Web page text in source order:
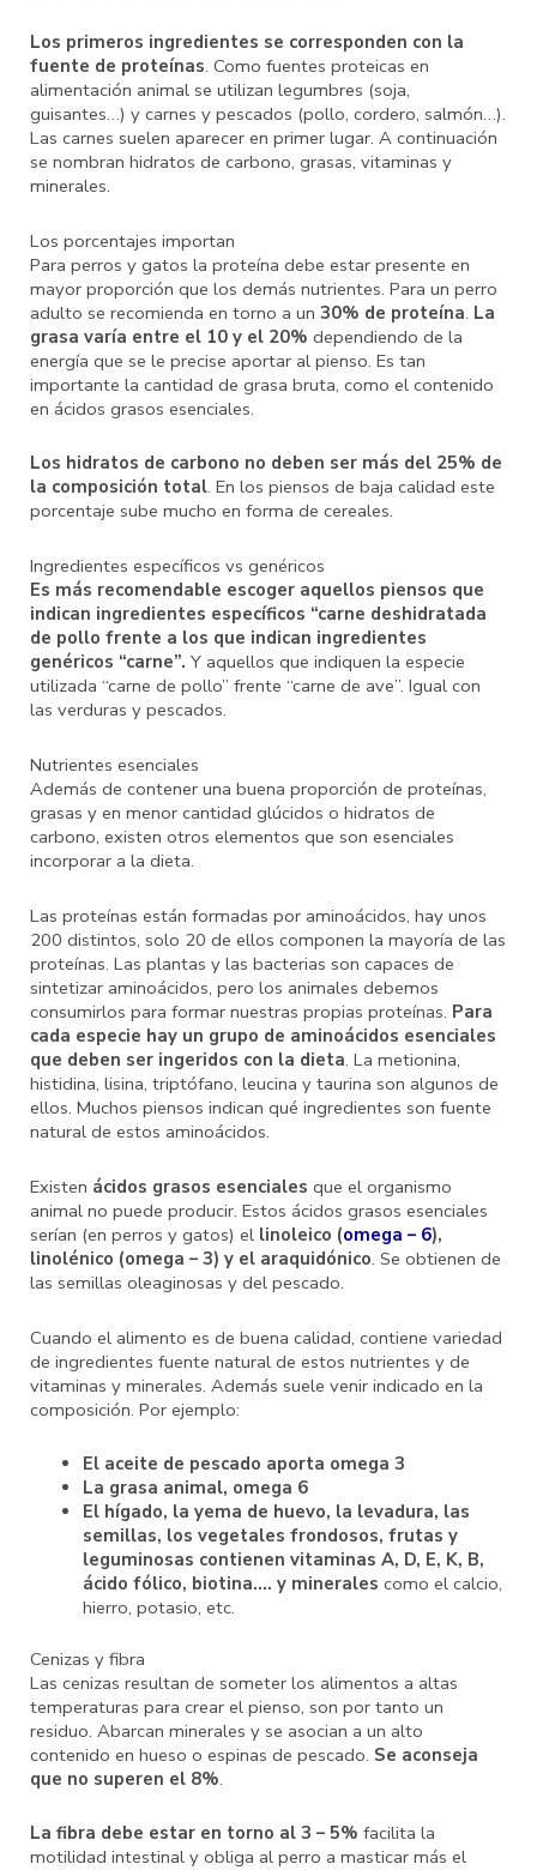
Los primeros ingredientes se corresponden con la
fuente de proteínas. Como fuentes proteicas en
alimentación animal se utilizan legumbres (soja,
guisantes…) y carnes y pescados (pollo, cordero, salmón…).
Las carnes suelen aparecer en primer lugar. A continuación
se nombran hidratos de carbono, grasas, vitaminas y
minerales.
Los porcentajes importan
Para perros y gatos la proteína debe estar presente en
mayor proporción que los demás nutrientes. Para un perro
adulto se recomienda en torno a un 30% de proteína. La
grasa varía entre el 10 y el 20% dependiendo de la
energía que se le precise aportar al pienso. Es tan
importante la cantidad de grasa bruta, como el contenido
en ácidos grasos esenciales.
Los hidratos de carbono no deben ser más del 25% de
la composición total. En los piensos de baja calidad este
porcentaje sube mucho en forma de cereales.
Ingredientes específicos vs genéricos
Es más recomendable escoger aquellos piensos que
indican ingredientes específicos “carne deshidratada
de pollo frente a los que indican ingredientes
genéricos “carne”. Y aquellos que indiquen la especie
utilizada “carne de pollo” frente “carne de ave”. Igual con
las verduras y pescados.
Nutrientes esenciales
Además de contener una buena proporción de proteínas,
grasas y en menor cantidad glúcidos o hidratos de
carbono, existen otros elementos que son esenciales
incorporar a la dieta.
Las proteínas están formadas por aminoácidos, hay unos
200 distintos, solo 20 de ellos componen la mayoría de las
proteínas. Las plantas y las bacterias son capaces de
sintetizar aminoácidos, pero los animales debemos
consumirlos para formar nuestras propias proteínas. Para
cada especie hay un grupo de aminoácidos esenciales
que deben ser ingeridos con la dieta. La metionina,
histidina, lisina, triptófano, leucina y taurina son algunos de
ellos. Muchos piensos indican qué ingredientes son fuente
natural de estos aminoácidos.
Existen ácidos grasos esenciales que el organismo
animal no puede producir. Estos ácidos grasos esenciales
serían (en perros y gatos) el linoleico (omega – 6),
linolénico (omega – 3) y el araquidónico. Se obtienen de
las semillas oleaginosas y del pescado.
Cuando el alimento es de buena calidad, contiene variedad
de ingredientes fuente natural de estos nutrientes y de
vitaminas y minerales. Además suele venir indicado en la
composición. Por ejemplo:
El aceite de pescado aporta omega 3
La grasa animal, omega 6
El hígado, la yema de huevo, la levadura, las
semillas, los vegetales frondosos, frutas y
leguminosas contienen vitaminas A, D, E, K, B,
ácido fólico, biotina…. y minerales como el calcio,
hierro, potasio, etc.
Cenizas y fibra
Las cenizas resultan de someter los alimentos a altas
temperaturas para crear el pienso, son por tanto un
residuo. Abarcan minerales y se asocian a un alto
contenido en hueso o espinas de pescado. Se aconseja
que no superen el 8%.
La fibra debe estar en torno al 3 – 5% facilita la
motilidad intestinal y obliga al perro a masticar más el